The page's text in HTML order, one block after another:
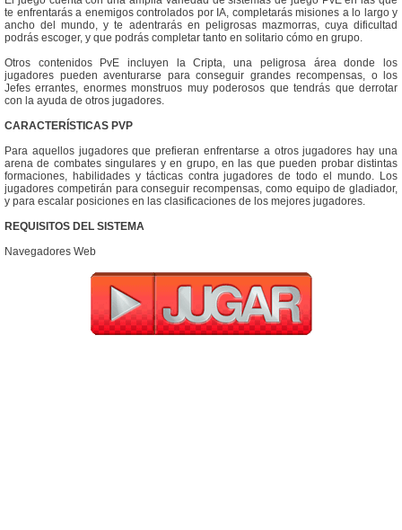
te enfrentarás a enemigos controlados por IA, completarás misiones a lo largo y
ancho del mundo, y te adentrarás en peligrosas mazmorras, cuya dificultad
podrás escoger, y que podrás completar tanto en solitario cómo en grupo.
Otros contenidos PvE incluyen la Cripta, una peligrosa área donde los
jugadores pueden aventurarse para conseguir grandes recompensas, o los
Jefes errantes, enormes monstruos muy poderosos que tendrás que derrotar
con la ayuda de otros jugadores.
CARACTERÍSTICAS PVP
Para aquellos jugadores que prefieran enfrentarse a otros jugadores hay una
arena de combates singulares y en grupo, en las que pueden probar distintas
formaciones, habilidades y tácticas contra jugadores de todo el mundo. Los
jugadores competirán para conseguir recompensas, como equipo de gladiador,
y para escalar posiciones en las clasificaciones de los mejores jugadores.
REQUISITOS DEL SISTEMA
Navegadores Web